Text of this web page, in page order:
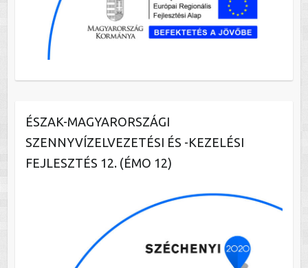
ÉSZAK-MAGYARORSZÁGI
SZENNYVÍZELVEZETÉSI ÉS -KEZELÉSI
FEJLESZTÉS 12. (ÉMO 12)